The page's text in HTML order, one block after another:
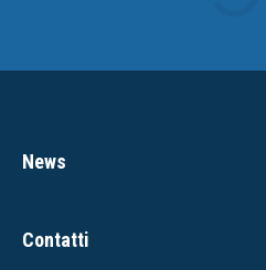
News
Contatti